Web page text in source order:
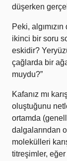
düşerken
Peki,
ikinci bir soru
eskidir?
çağlarda bir
muydu?”
Kafanız mı
oluştuğunu
ortamda
dalgalarından
molekülleri
titreşimler,